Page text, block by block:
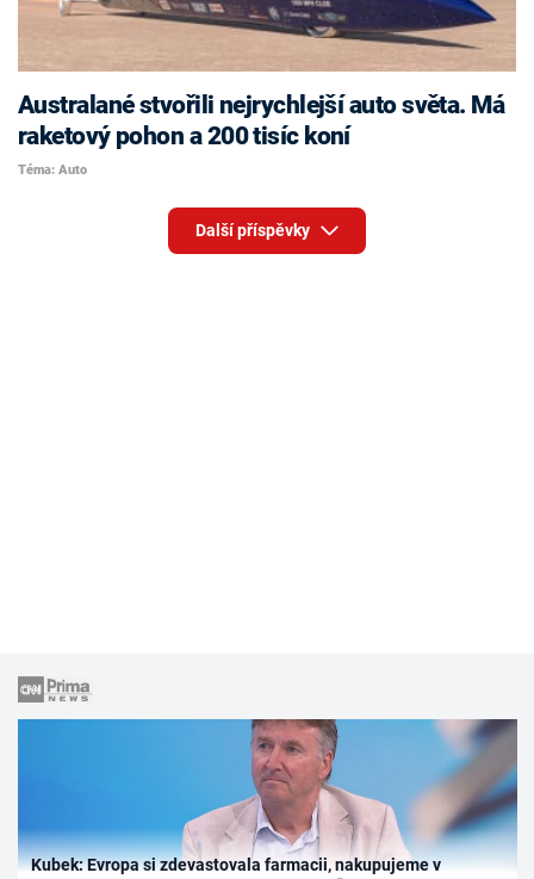
Australané stvořili nejrychlejší auto světa. Má
raketový pohon a 200 tisíc koní
Téma: Auto
Další příspěvky
Kubek: Evropa si zdevastovala farmacii, nakupujeme v